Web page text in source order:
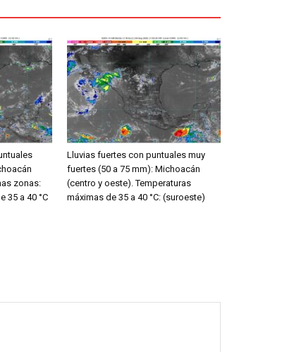
zonas:
35 a 40 °C
Lluvias fuertes con puntuales muy
fuertes (50 a 75 mm): Michoacán
(centro y oeste). Temperaturas
máximas de 35 a 40 °C: (suroeste)